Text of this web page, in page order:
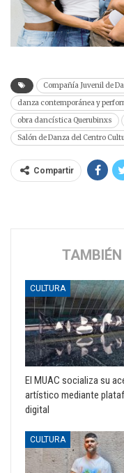
Compañía Juvenil de
danza contemporánea y
obra dancística Querubinxs
Salón de Danza del Centro
Compartir
CULTURA
El MUAC socializa su
artístico mediante
digital
CULTURA